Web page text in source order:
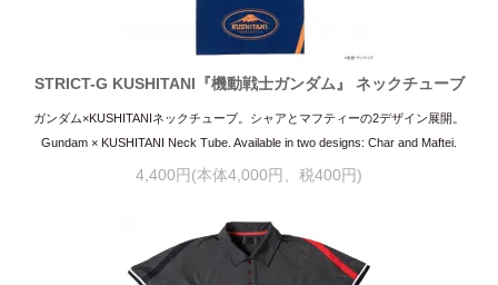
STRICT-G KUSHITANI『機動戦士ガンダム』 ネックチューブ
ガンダム×KUSHITANIネックチューブ。シャアとマフティーの2デザイン展開。
Gundam × KUSHITANI Neck Tube. Available in two designs: Char and Maftei.
4,400円(本体4,000円、税400円)